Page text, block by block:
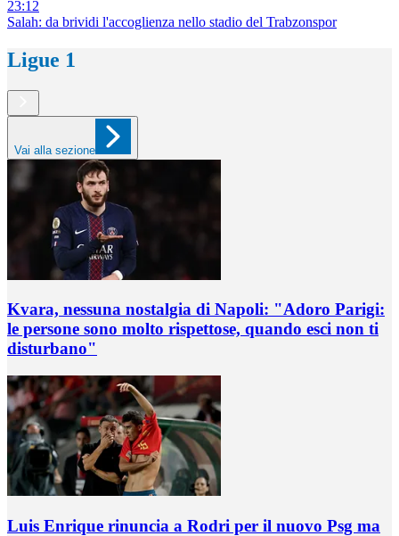
23:12
Salah: da brividi l'accoglienza nello stadio del Trabzonspor
Ligue 1
Vai alla sezione
Kvara, nessuna nostalgia di Napoli: "Adoro Parigi:
le persone sono molto rispettose, quando esci non ti
disturbano"
Luis Enrique rinuncia a Rodri per il nuovo Psg ma